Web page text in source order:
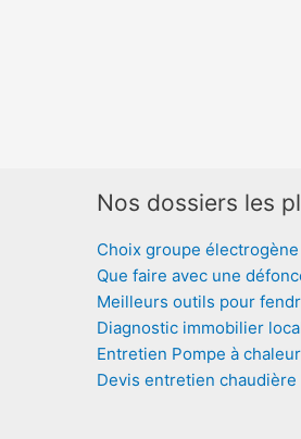
Nos dossiers les
Choix groupe
Que faire avec une
Meilleurs outils pour
Diagnostic immobilier
Entretien Pompe à
Devis entretien chaudière